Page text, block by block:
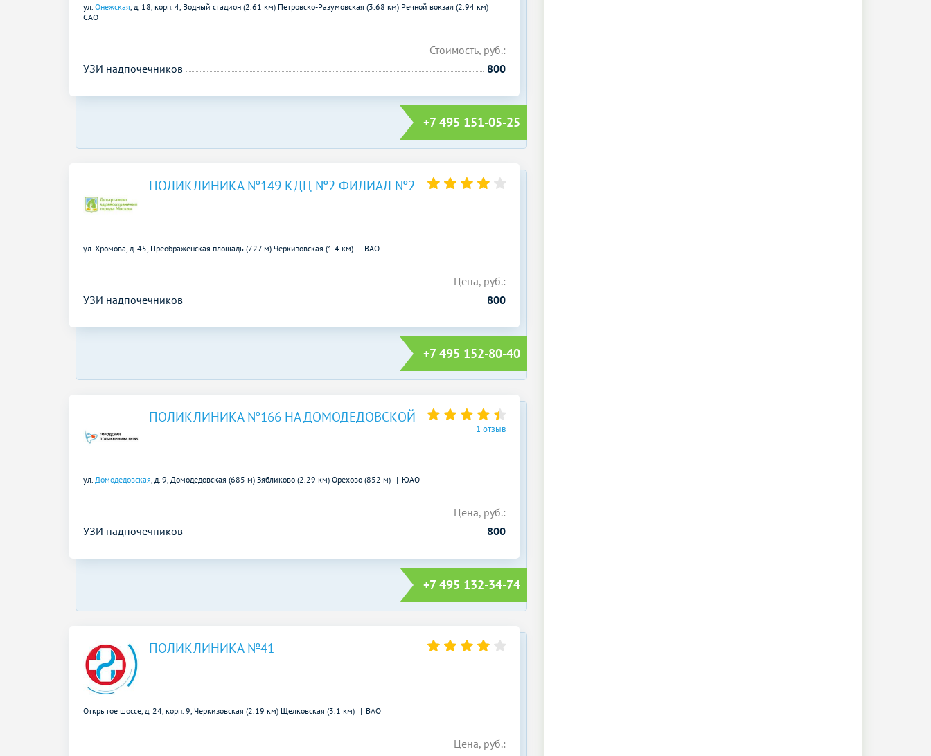
ул. Онежская , д. 18, корп. 4, Водный стадион (2.61 км) Петровско-Разумовская (3.68 км) Речной вокзал (2.94 км)
САО
Стоимость, руб.:
УЗИ надпочечников
800
+7 495 151-05-25
ПОЛИКЛИНИКА №149 КДЦ №2 ФИЛИАЛ №2
ул. Хромова, д. 45, Преображенская площадь (727 м) Черкизовская (1.4 км) ВАО
Цена, руб.:
УЗИ надпочечников
800
+7 495 152-80-40
ПОЛИКЛИНИКА №166 НА ДОМОДЕДОВСКОЙ
1 отзыв
ул. Домодедовская , д. 9, Домодедовская (685 м) Зябликово (2.29 км) Орехово (852 м) ЮАО
Цена, руб.:
УЗИ надпочечников
800
+7 495 132-34-74
ПОЛИКЛИНИКА №41
Открытое шоссе, д. 24, корп. 9, Черкизовская (2.19 км) Щелковская (3.1 км) ВАО
Цена, руб.: